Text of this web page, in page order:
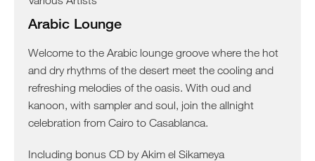
Arabic Lounge
Welcome to the Arabic lounge groove where the hot
and dry rhythms of the desert meet the cooling and
refreshing melodies of the oasis. With oud and
kanoon, with sampler and soul, join the allnight
celebration from Cairo to Casablanca.
Including bonus CD by Akim el Sikameya